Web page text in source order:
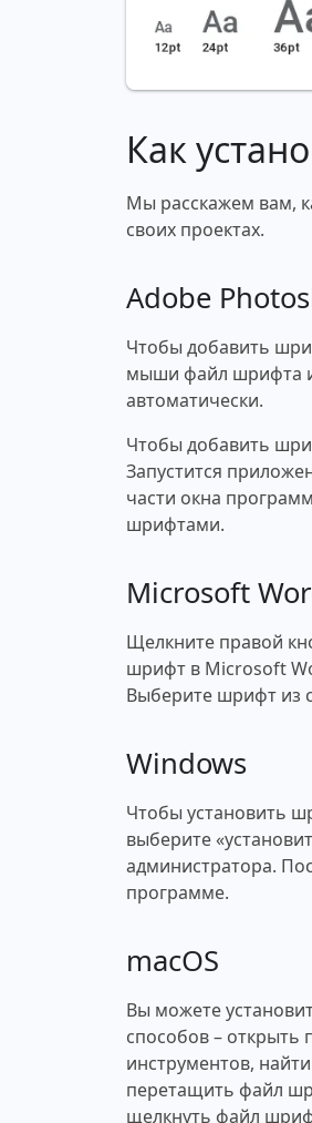
Как
Мы расскажем вам,
своих проектах.
Adobe
Чтобы добавить
мыши файл шрифта и
автоматически.
Чтобы добавить
Запустится
части окна
шрифтами.
Microsoft
Щелкните правой
шрифт в Microsoft
Выберите шрифт из
Windows
Чтобы установить
выберите
администратора.
программе.
macOS
Вы можете
способов –
инструментов,
перетащить файл
щелкнуть файл